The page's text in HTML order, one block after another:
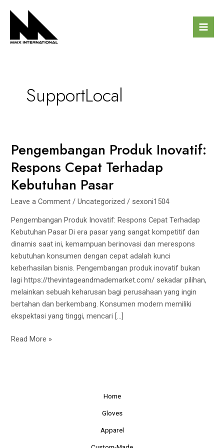
SupportLocal
Pengembangan Produk Inovatif:
Respons Cepat Terhadap
Kebutuhan Pasar
Leave a Comment /Uncategorized / sexoni1504
Pengembangan Produk Inovatif: Respons Cepat Terhadap
Kebutuhan Pasar Di era pasar yang sangat kompetitif dan
dinamis saat ini, kemampuan berinovasi dan merespons
kebutuhan konsumen dengan cepat adalah kunci
keberhasilan bisnis. Pengembangan produk inovatif bukan
lagi https://thevintageandmademarket.com/ sekadar pilihan,
melainkan sebuah keharusan bagi perusahaan yang ingin
bertahan dan berkembang. Konsumen modern memiliki
ekspektasi yang tinggi, mencari […]
Pengembangan
Inovatif:
Respons
Terhadap
Kebutuhan
Pasar
Read More »
Home
Gloves
Apparel